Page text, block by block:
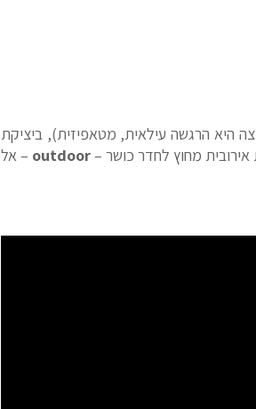
היא הרגשה עילאית, מטאפיזית), ביציקת
מחוץ לחדר כושר –outdoor – אל